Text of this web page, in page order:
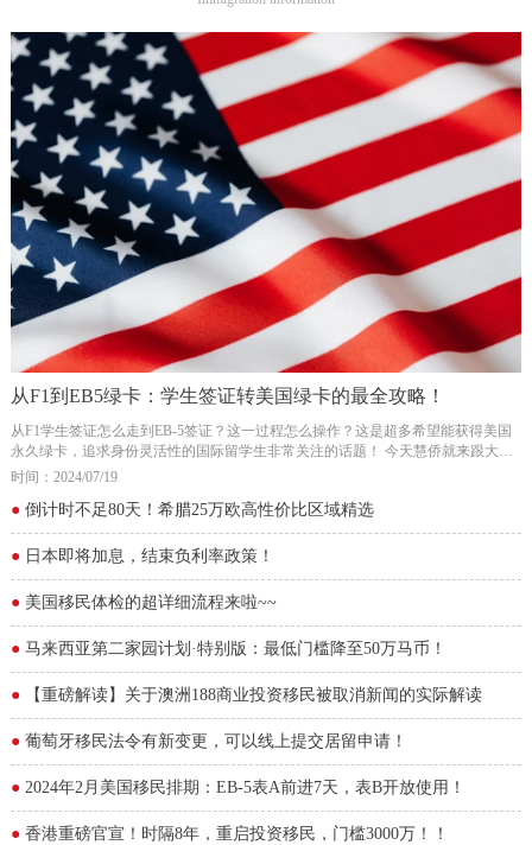
从F1到EB5绿卡：学生签证转美国绿卡的最全攻略！
从F1学生签证怎么走到EB-5签证？这一过程怎么操作？这是超多希望能获得美国
永久绿卡，追求身份灵活性的国际留学生非常关注的话题！ 今天慧侨就来跟大家
探讨一下。
时间：2024/07/19
●倒计时不足80天！希腊25万欧高性价比区域精选
●日本即将加息，结束负利率政策！
●美国移民体检的超详细流程来啦~~
●马来西亚第二家园计划·特别版：最低门槛降至50万马币！
●【重磅解读】关于澳洲188商业投资移民被取消新闻的实际解读
●葡萄牙移民法令有新变更，可以线上提交居留申请！
●2024年2月美国移民排期：EB-5表A前进7天，表B开放使用！
●香港重磅官宣！时隔8年，重启投资移民，门槛3000万！！